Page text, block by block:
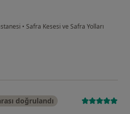
• Safra Kesesi ve Safra Yolları
doğrulandı